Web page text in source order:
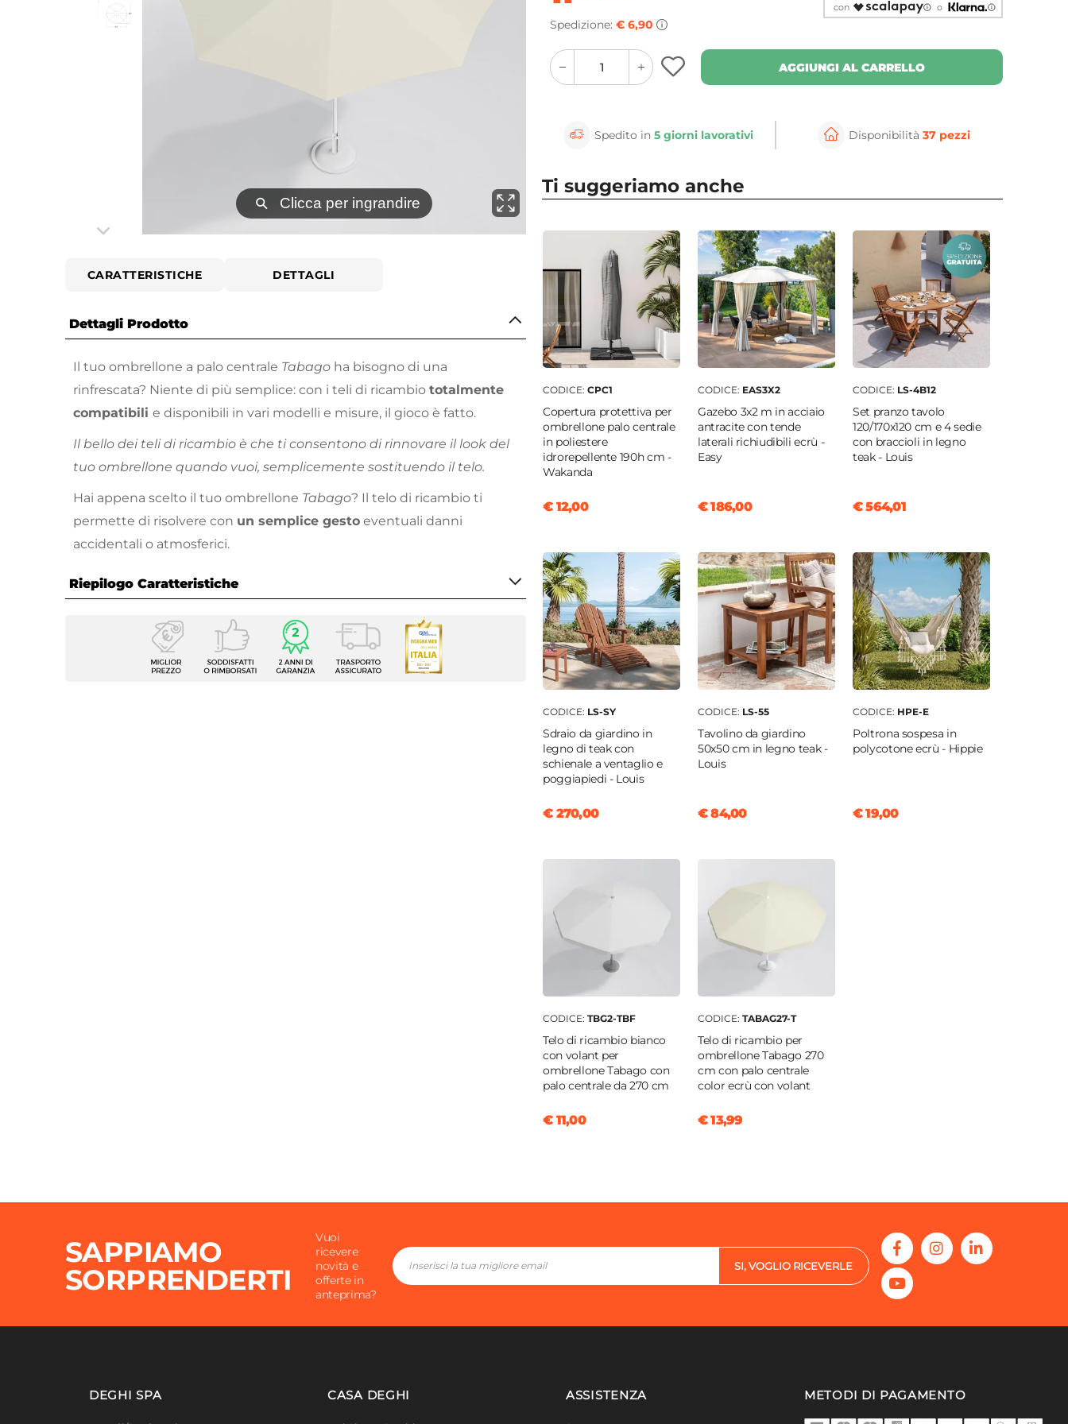
⚲ Clicca per ingrandire ⚲ Clicca per ingrandire
CARATTERISTICHE DETTAGLI
Dettagli Prodotto
Il tuo ombrellone a palo centrale Tabago ha bisogno di una
rinfrescata? Niente di più semplice: con i teli di ricambio totalmente
compatibili e disponibili in vari modelli e misure, il gioco è fatto.
Il bello dei teli di ricambio è che ti consentono di rinnovare il look del
tuo ombrellone quando vuoi, semplicemente sostituendo il telo.
Hai appena scelto il tuo ombrellone Tabago? Il telo di ricambio ti
permette di risolvere con un semplice gesto eventuali danni
accidentali o atmosferici.
Riepilogo Caratteristiche
Caratteristiche
Telo per ombrellone
Ottagonale
Rotonda
Spedizione: € 6,90
con
o
quantity
button
quantity
minus
button
AGGIUNGI AL CARRELLO
Spedito in5 giorni lavorativi Disponibilità 37 pezzi
Ti suggeriamo anche
CODICE: CPC1
Copertura protettiva per
ombrellone palo centrale
in poliestere
idrorepellente 190h cm -
Wakanda
€ 12,00
CODICE: EAS3X2
Gazebo 3x2 m in acciaio
antracite con tende
laterali richiudibili ecrù -
Easy
€ 186,00
CODICE: LS-4B12
Set pranzo tavolo
120/170x120 cm e 4 sedie
con braccioli in legno
teak - Louis
€ 564,01
CODICE: LS-SY
Sdraio da giardino in
legno di teak con
schienale a ventaglio e
poggiapiedi - Louis
€ 270,00
CODICE: LS-55
Tavolino da giardino
50x50 cm in legno teak -
Louis
€ 84,00
CODICE: HPE-E
Poltrona sospesa in
polycotone ecrù - Hippie
€ 19,00
CODICE: TBG2-TBF
Telo di ricambio bianco
con volant per
ombrellone Tabago con
palo centrale da 270 cm
€ 11,00
CODICE: TABAG27-T
Telo di ricambio per
ombrellone Tabago 270
cm con palo centrale
color ecrù con volant
€ 13,99
SAPPIAMO
SORPRENDERTI
Vuoi
ricevere
novità e
offerte in
anteprima?
SI, VOGLIO RICEVERLE
DEGHI SPA CASA DEGHI ASSISTENZA METODI DI PAGAMENTO